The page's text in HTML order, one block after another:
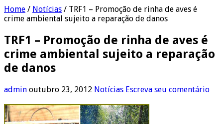
Home / Notícias / TRF1 – Promoção de rinha de aves é
crime ambiental sujeito a reparação de danos
TRF1 – Promoção de rinha de aves é
crime ambiental sujeito a reparação
de danos
admin outubro 23, 2012 Notícias Escreva seu comentário